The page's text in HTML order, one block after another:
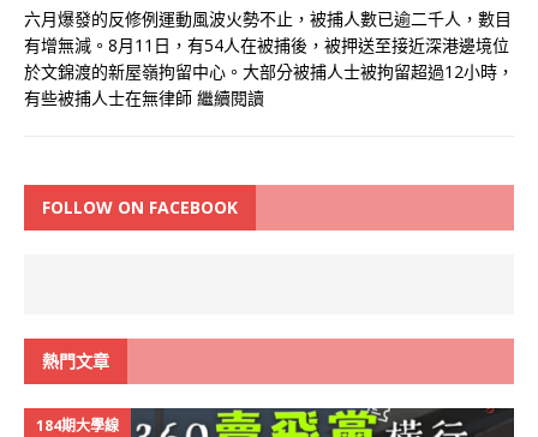
六月爆發的反修例運動風波火勢不止，被捕人數已逾二千人，數目
有增無減。8月11日，有54人在被捕後，被押送至接近深港邊境位
於文錦渡的新屋嶺拘留中心。大部分被捕人士被拘留超過12小時，
有些被捕人士在無律師 繼續閱讀
FOLLOW ON FACEBOOK
熱門文章
184期大學線